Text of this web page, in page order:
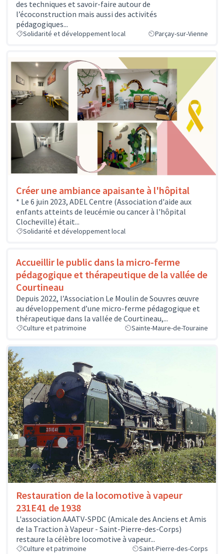
des techniques et savoir-faire autour de
l’écoconstruction mais aussi des activités
pédagogiques...
Solidarité et développement local Parçay-sur-Vienne
Créer une ambiance apaisante à l'hôpital
* Le 6 juin 2023, ADEL Centre (Association d'aide aux
enfants atteints de leucémie ou cancer à l'hôpital
Clocheville) était...
Solidarité et développement local
Accueillir le public dans la micro-ferme
pédagogique et thérapeutique de la vallée de
Courtineau
Depuis 2022, l’Association Le Moulin de Souvres œuvre
au développement d’une micro-ferme pédagogique et
thérapeutique dans la vallée de Courtineau,...
Culture et patrimoine Sainte-Maure-de-Touraine
Restauration de la locomotive à vapeur
231E41 de 1938
L'association AAATV-SPDC (Amicale des Anciens et Amis
de la Traction à Vapeur - Saint-Pierre-des-Corps)
restaure la célèbre locomotive à vapeur...
Culture et patrimoine Saint-Pierre-des-Corps